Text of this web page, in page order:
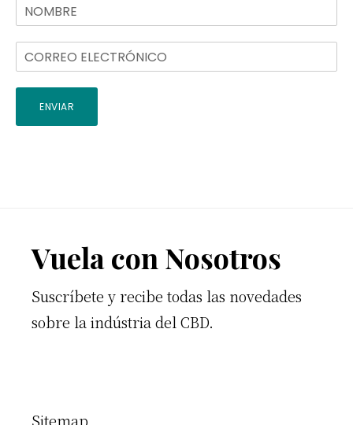
ENVIAR
Footer
Vuela con Nosotros
Suscríbete y recibe todas las novedades
sobre la indústria del CBD.
Sitemap